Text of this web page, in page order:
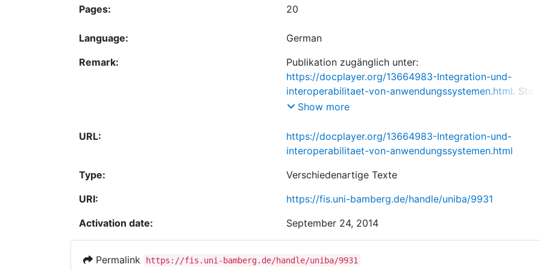
Pages: 20
Language:
German
Remark:
Publikation zugänglich unter:
https://docplayer.org/13664983-Integration-und-
interoperabilitaet-von-anwendungssystemen.html.
15.03.2022
Show more
URL:
https://docplayer.org/13664983-Integration-und-
interoperabilitaet-von-anwendungssystemen.html
Type:
Verschiedenartige Texte
URI:
https://fis.uni-bamberg.de/handle/uniba/9931
Activation date:
September 24, 2014
Permalink https://fis.uni-bamberg.de/handle/uniba/9931